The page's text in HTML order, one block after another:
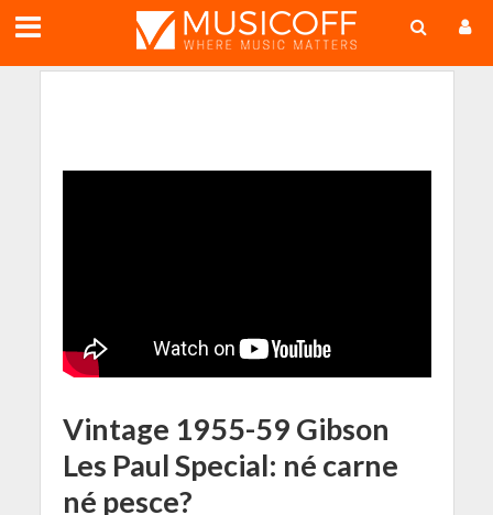
Vintage 1955-59 Gibson
Les Paul Special: né carne
né pesce?